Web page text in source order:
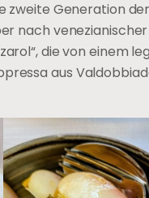
Generation
nach
die von einem
aus